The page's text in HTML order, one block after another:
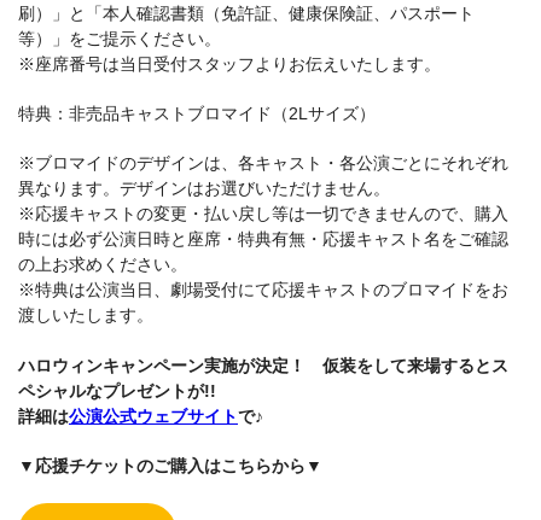
刷）」と「本人確認書類（免許証、健康保険証、パスポート
等）」をご提示ください。
※座席番号は当日受付スタッフよりお伝えいたします。
特典：非売品キャストブロマイド（2Lサイズ）
※ブロマイドのデザインは、各キャスト・各公演ごとにそれぞれ
異なります。デザインはお選びいただけません。
※応援キャストの変更・払い戻し等は一切できませんので、購入
時には必ず公演日時と座席・特典有無・応援キャスト名をご確認
の上お求めください。
※特典は公演当日、劇場受付にて応援キャストのブロマイドをお
渡しいたします。
ハロウィンキャンペーン実施が決定！ 仮装をして来場するとス
ペシャルなプレゼントが!!
詳細は公演公式ウェブサイトで♪
▼応援チケットのご購入はこちらから▼